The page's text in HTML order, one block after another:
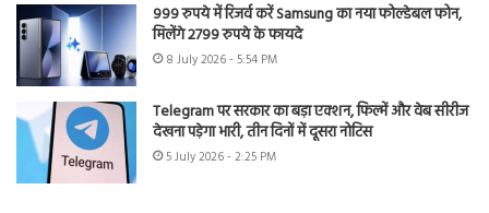
999 रुपये में रिजर्व करें Samsung का नया फोल्डेबल फोन,
मिलेंगे 2799 रुपये के फायदे
8 July 2026 - 5:54 PM
Telegram पर सरकार का बड़ा एक्शन, फिल्में और वेब सीरीज
देखना पड़ेगा भारी, तीन दिनों में दूसरा नोटिस
5 July 2026 - 2:25 PM